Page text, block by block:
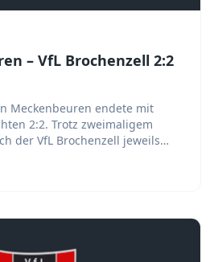
– VfL Brochenzell 2:2
Meckenbeuren endete mit
2:2. Trotz zweimaligem
der VfL Brochenzell jeweils